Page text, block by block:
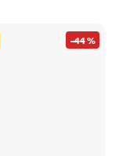
–44 %